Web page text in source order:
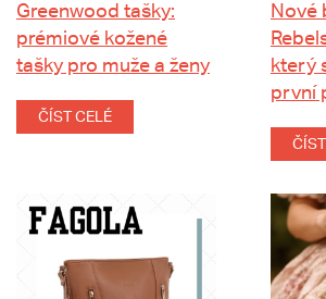
Greenwood tašky:
prémiové kožené
tašky pro muže a ženy
ČÍST CELÉ
Nové
který
první